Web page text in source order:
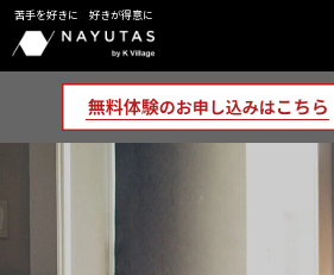
苦手を好きに 好きが得意に